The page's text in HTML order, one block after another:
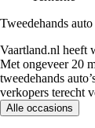
Tweedehands
Vaartland.nl heeft
Met ongeveer 20
tweedehands
verkopers terecht
Alle occasions